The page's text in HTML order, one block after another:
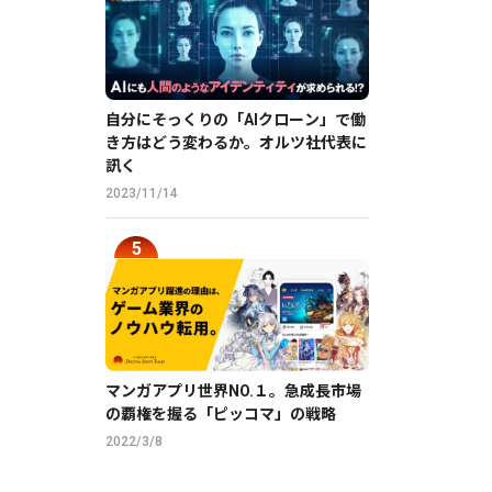
自分にそっくりの「AIクローン」で働
き方はどう変わるか。オルツ社代表に
訊く
2023/11/14
マンガアプリ世界NO.１。急成長市場
の覇権を握る「ピッコマ」の戦略
2022/3/8